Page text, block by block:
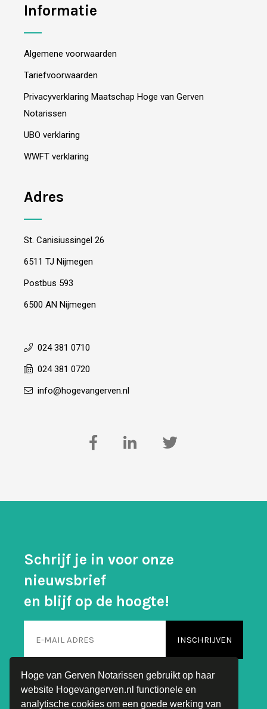
Hoge van Gerven Notarissen gebruikt op haar
website Hogevangerven.nl functionele en
analytische cookies om een goede werking van
Informatie
Algemene voorwaarden
Tariefvoorwaarden
Privacyverklaring Maatschap Hoge van Gerven
Notarissen
UBO verklaring
WWFT verklaring
Adres
St. Canisiussingel 26
6511 TJ Nijmegen
Postbus 593
6500 AN Nijmegen
024 381 0710
024 381 0720
info@hogevangerven.nl
Schrijf je in voor onze
nieuwsbrief
en blijf op de hoogte!